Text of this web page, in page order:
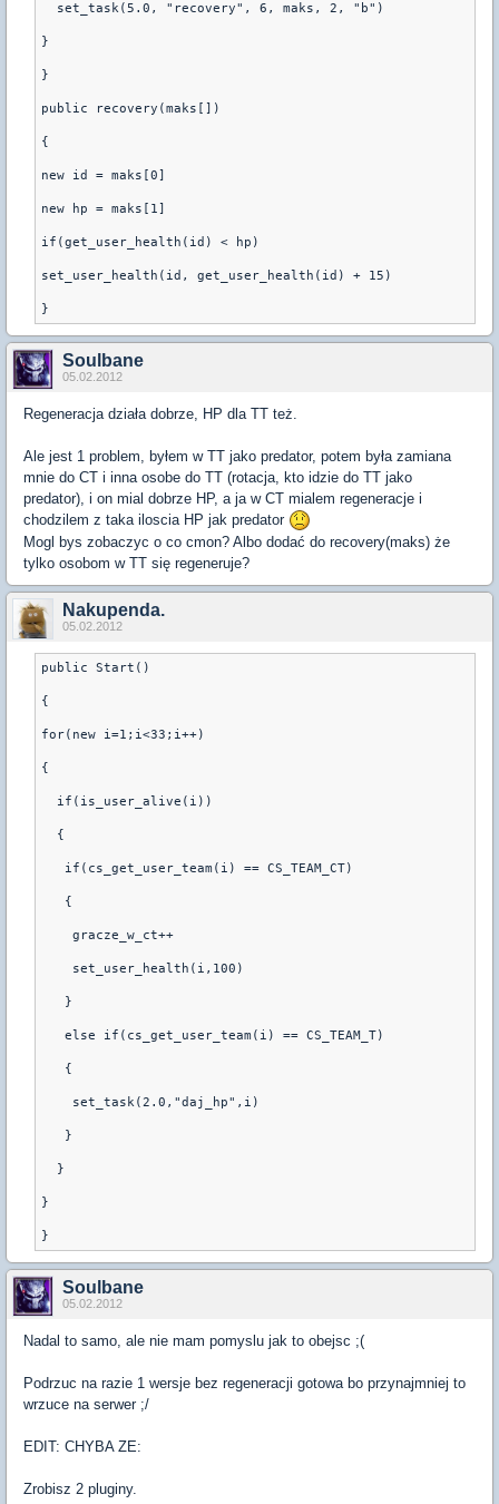
  set_task(5.0, "recovery", 6, maks, 2, "b")
}
}
public recovery(maks[])
{
new id = maks[0]
new hp = maks[1]
if(get_user_health(id) < hp)
set_user_health(id, get_user_health(id) + 15)
Soulbane
05.02.2012
Regeneracja działa dobrze, HP dla TT też.
Ale jest 1 problem, byłem w TT jako predator, potem była zamiana
mnie do CT i inna osobe do TT (rotacja, kto idzie do TT jako
predator), i on mial dobrze HP, a ja w CT mialem regeneracje i
chodzilem z taka iloscia HP jak predator
Mogl bys zobaczyc o co cmon? Albo dodać do recovery(maks) że
tylko osobom w TT się regeneruje?
Nakupenda.
05.02.2012
public Start()
{
for(new i=1;i<33;i++)
{
  if(is_user_alive(i))
  {
   if(cs_get_user_team(i) == CS_TEAM_CT)
   {
    gracze_w_ct++
    set_user_health(i,100)
   }
   else if(cs_get_user_team(i) == CS_TEAM_T)
   {
    set_task(2.0,"daj_hp",i)
   }
  }
}
Soulbane
05.02.2012
Nadal to samo, ale nie mam pomyslu jak to obejsc ;(
Podrzuc na razie 1 wersje bez regeneracji gotowa bo przynajmniej to
wrzuce na serwer ;/
EDIT: CHYBA ZE:
Zrobisz 2 pluginy.